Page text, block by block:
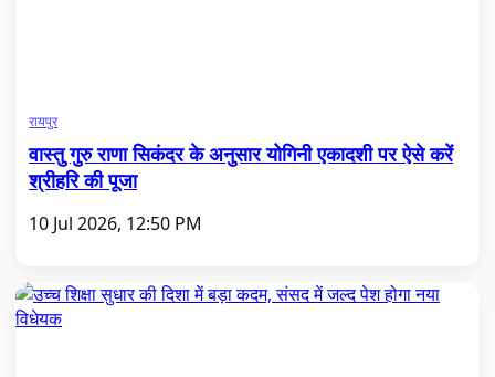
रायपुर
वास्तु गुरु राणा सिकंदर के अनुसार योगिनी एकादशी पर ऐसे करें
श्रीहरि की पूजा
10 Jul 2026, 12:50 PM